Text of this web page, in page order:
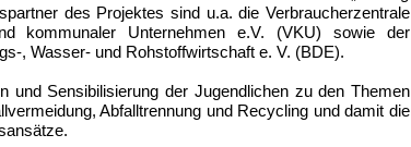
des Projektes sind u.a. die Verbraucherzentrale
kommunaler Unternehmen e.V. (VKU) sowie der
, Wasser- und Rohstoffwirtschaft e. V. (BDE).
und Sensibilisierung der Jugendlichen zu den Themen
Abfalltrennung und Recycling und damit die